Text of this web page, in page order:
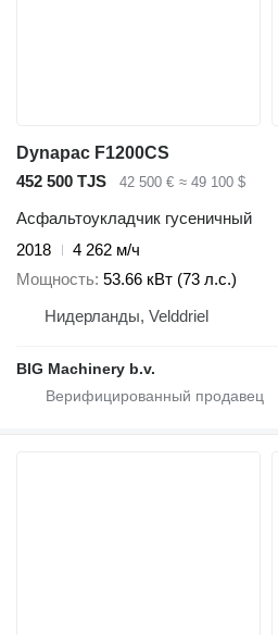
Dynapac F1200CS
452 500 TJS
42 500 € ≈ 49 100 $
Асфальтоукладчик гусеничный
2018
4 262 м/ч
Мощность 53.66 кВт (73 л.с.)
Нидерланды, Velddriel
BIG Machinery b.v.